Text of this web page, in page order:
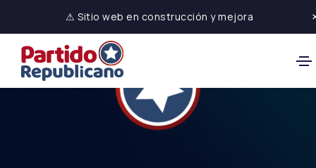
⚠ Sitio web en construcción y mejora